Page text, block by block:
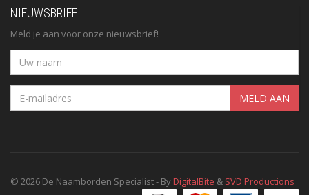
NIEUWSBRIEF
Meld je aan voor onze nieuwsbrief!
MELD AAN
© 2026 De Naamborden Specialist - ByDigitalBite & SVD Productions